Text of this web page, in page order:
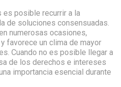
es posible recurrir a la
de soluciones consensuadas.
numerosas ocasiones,
favorece un clima de mayor
Cuando no es posible llegar a
de los derechos e intereses
importancia esencial durante